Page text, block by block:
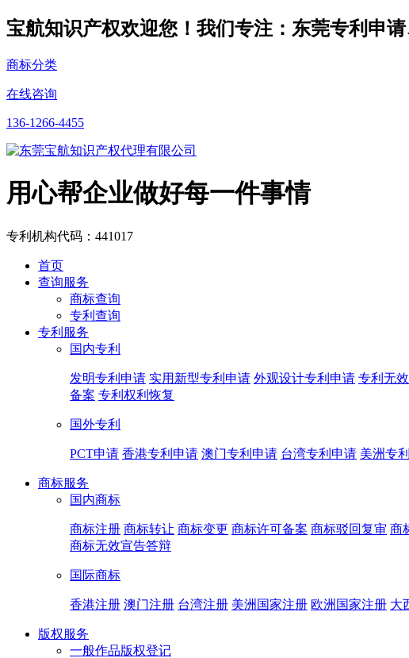
宝航知识产权欢迎您！我们专注：东莞专利申
商标分类
在线咨询
136-1266-4455
用心帮企业做好每一件事情
专利机构代码：441017
首页
查询服务
商标查询
专利查询
专利服务
国内专利
发明专利申请 实用新型专利申请 外观设计专利申请 专利无
备案 专利权利恢复
国外专利
PCT申请 香港专利申请 澳门专利申请 台湾专利申请 美洲专
商标服务
国内商标
商标注册 商标转让 商标变更 商标许可备案 商标驳回复审 商
商标无效宣告答辩
国际商标
香港注册 澳门注册 台湾注册 美洲国家注册 欧洲国家注册 大
版权服务
一般作品版权登记